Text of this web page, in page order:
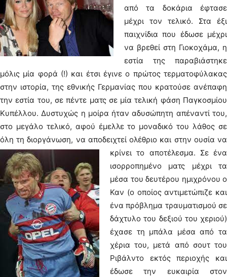
από τα δοκάρια έφτασε
μέχρι τον τελικό. Στα έξι
παιχνίδια που έδωσε μέχρι
να βρεθεί στη Γιοκοχάμα, η
εστία της παραβιάστηκε
μόλις μία φορά (!) και έτσι έγινε ο πρώτος τερματοφύλακας
στην ιστορία, της εθνικής Γερμανίας που κρατούσε ανέπαφη
την εστία του, σε πέντε ματς σε μία τελική φάση Παγκοσμίου
Κυπέλλου. Δυστυχώς η μοίρα ήταν αδυσώπητη απέναντί του,
στο μεγάλο τελικό, αφού έμελλε το μοναδικό του λάθος σε
όλη τη διοργάνωση, να αποδειχτεί ολέθριο και στην ουσία να
κρίνει το αποτέλεσμα. Σε ένα
ισορροπημένο ματς μέχρι τα
μέσα του δευτέρου ημιχρόνου ο
Καν (ο οποίος αντιμετώπιζε και
ένα πρόβλημα τραυματισμού σε
δάχτυλο του δεξιού του χεριού)
έχασε τη μπάλα μέσα από τα
χέρια του, μετά από σουτ του
Ριβάλντο εκτός περιοχής και
έδωσε την ευκαιρία στον